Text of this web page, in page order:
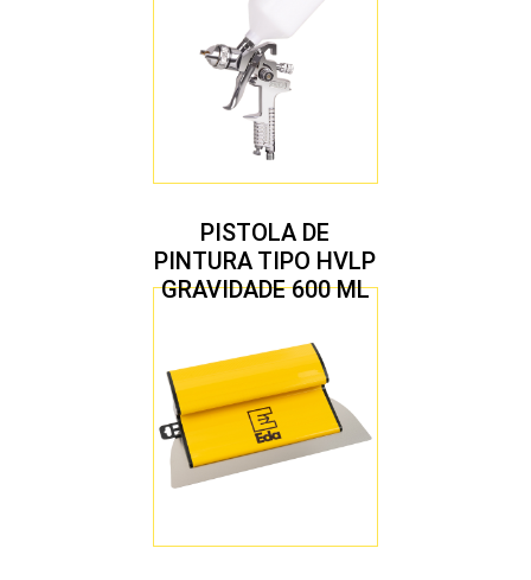
PISTOLA DE
PINTURA TIPO HVLP
GRAVIDADE 600 ML
1,7 MM